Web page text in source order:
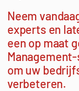
Neem
experts en
een op maat
om uw
verbeteren.